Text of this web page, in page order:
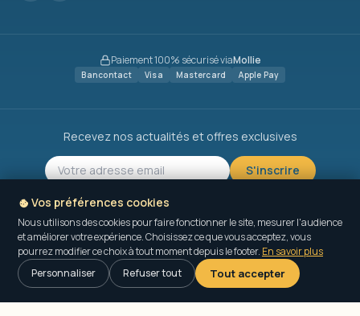
Paiement 100% sécurisé viaMollie
Bancontact Visa Mastercard Apple Pay
Recevez nos actualités et offres exclusives
S'inscrire
adresse email à cette fin (voir lapolitique de confidentialité
Désinscription possible à tout moment.
© 2026 Oh Baby Spa, Tous droits réservés.
Mentions légalesCGVProtection des donnéesCookies
Vos préférences cookies
Nous utilisons des cookies pour faire fonctionner le site, mesurer l'audience
et améliorer votre expérience. Choisissez ce que vous acceptez, vous
pourrez modifier ce choix à tout moment depuis le footer. En savoir plus
Personnaliser
Refuser tout Tout accepter